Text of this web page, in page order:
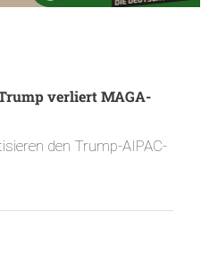
verliert MAGA-
den Trump-AIPAC-